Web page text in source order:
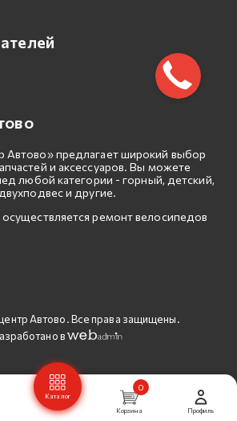
Автово» предлагает широкий выбор
и аксессуаров. Вы можете
любой категории - горный, детский,
и другие.
ремонт велосипедов
Автово. Все права защищены.
в
Каталог
Корзина
0
Профиль